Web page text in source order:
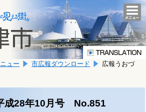
ュー 市広報ダウンロード
広報うおづ
成28年10月号 No.851